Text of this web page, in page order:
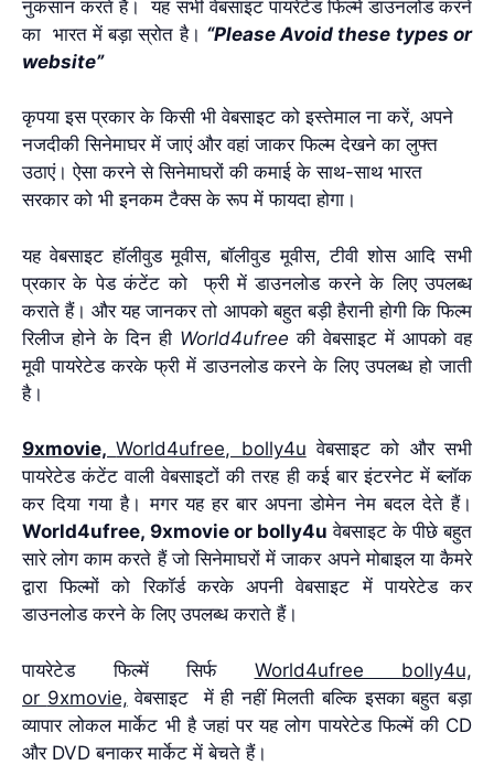
नुकसान करते हैं। यह सभी वेबसाइट पायरेटेड फिल्में डाउनलोड करने
का भारत में बड़ा स्रोत है। “Please Avoid these types or
website”
कृपया इस प्रकार के किसी भी वेबसाइट को इस्तेमाल ना करें, अपने
नजदीकी सिनेमाघर में जाएं और वहां जाकर फिल्म देखने का लुफ्त
उठाएं। ऐसा करने से सिनेमाघरों की कमाई के साथ-साथ भारत
सरकार को भी इनकम टैक्स के रूप में फायदा होगा।
यह वेबसाइट हॉलीवुड मूवीस, बॉलीवुड मूवीस, टीवी शोस आदि सभी
प्रकार के पेड कंटेंट को फ्री में डाउनलोड करने के लिए उपलब्ध
कराते हैं। और यह जानकर तो आपको बहुत बड़ी हैरानी होगी कि फिल्म
रिलीज होने के दिन ही World4ufree की वेबसाइट में आपको वह
मूवीपायरेटेड करकेफ्री में डाउनलोड करने के लिए उपलब्ध हो जाती
है।
9xmovie,World4ufree, bolly4u वेबसाइट को और सभी
पायरेटेड कंटेंट वाली वेबसाइटों की तरह हीकई बार इंटरनेट में ब्लॉक
कर दिया गया है। मगर यह हर बार अपना डोमेन नेम बदल देते हैं।
World4ufree, 9xmovie or bolly4u वेबसाइट के पीछे बहुत
सारे लोग काम करते हैं जो सिनेमाघरों में जाकर अपने मोबाइल या कैमरे
द्वारा फिल्मों को रिकॉर्ड करके अपनी वेबसाइट मेंपायरेटेड कर
डाउनलोड करने के लिए उपलब्ध कराते हैं।
पायरेटेड फिल्में सिर्फ World4ufree bolly4u,
or 9xmovie, वेबसाइट में ही नहीं मिलती बल्कि इसका बहुत बड़ा
व्यापार लोकल मार्केट भी है जहां पर यह लोगपायरेटेड फिल्में की CD
और DVD बनाकर मार्केट में बेचते हैं।